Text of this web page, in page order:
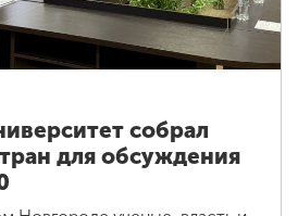
собрал
для обсуждения